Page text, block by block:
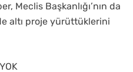
Meclis Başkanlığı’nın da
altı proje yürüttüklerini